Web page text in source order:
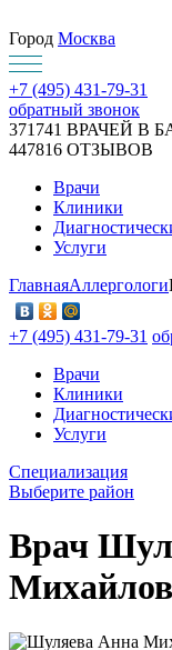
Город Москва
+7 (495) 431-79-31
обратный звонок
371741 ВРАЧЕЙ В
447816 ОТЗЫВОВ
Врачи
Клиники
Услуги
ГлавнаяАллергологи
+7 (495) 431-79-31
Врачи
Клиники
Услуги
Специализация
Выберите район
Врач